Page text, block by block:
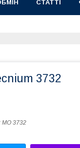
СТАТТІ
3732
MO 3732